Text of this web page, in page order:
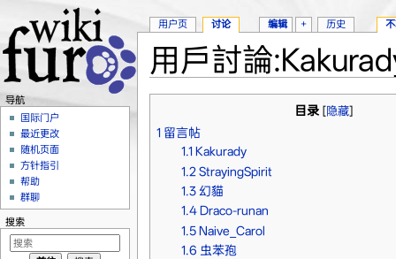
用戶討論
目录 [隐藏]
1 留言帖
1.1 Kakurady
1.2StrayingSpirit
1.3幻貓
1.4Draco-runan
1.5Naive_Carol
1.6 虫苯孢
用户页 讨论 编辑 + 历史
导航
国际门户
最近更改
随机页面
方针指引
帮助
群聊
搜索